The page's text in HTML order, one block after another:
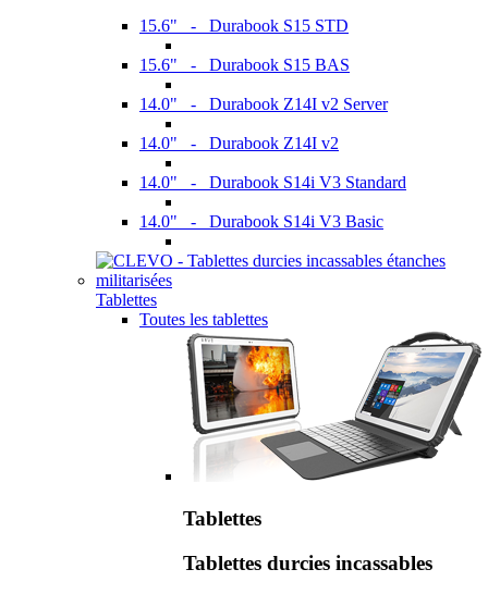
15.6" - Durabook S15 STD
15.6" - Durabook S15 BAS
14.0" - Durabook Z14I v2 Server
14.0" - Durabook Z14I v2
14.0" - Durabook S14i V3 Standard
14.0" - Durabook S14i V3 Basic
Tablettes
Toutes les tablettes
Tablettes
Tablettes durcies incassables